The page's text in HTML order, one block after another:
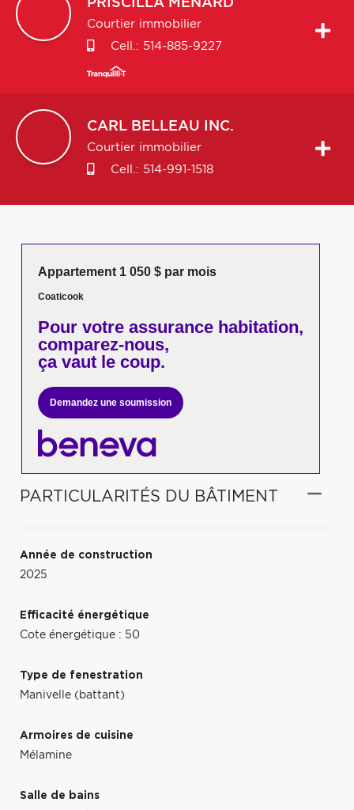
PRISCILLA MÉNARD
Courtier immobilier
Cell.: 514-885-9227
CARL BELLEAU INC.
Courtier immobilier
Cell.: 514-991-1518
Appartement 1 050 $ par mois
Coaticook
Pour votreassurance habitation,
comparez-nous,
ça vaut le coup.
Demandez une soumission
PARTICULARITÉS DU BÂTIMENT
Année de construction
2025
Efficacité énergétique
Cote énergétique : 50
Type de fenestration
Manivelle (battant)
Armoires de cuisine
Mélamine
Salle de bains